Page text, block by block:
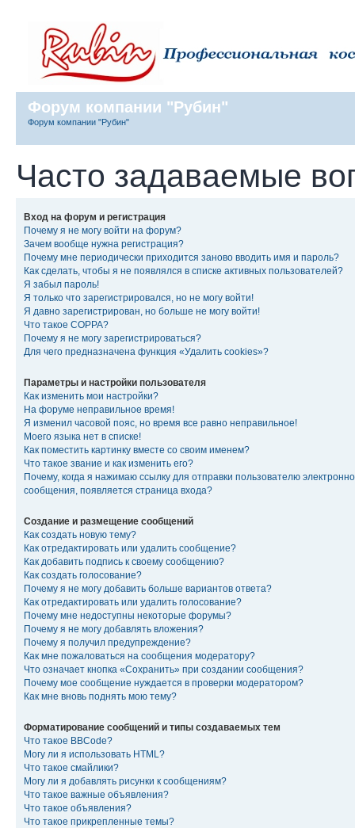
Форум компании "Рубин"
Форум компании "Рубин"
Часто задаваемые
Вход на форум и регистрация
Почему я не могу войти на форум?
Зачем вообще нужна регистрация?
Почему мне периодически приходится заново вводить имя и пароль?
Как сделать, чтобы я не появлялся в списке активных пользователей?
Я забыл пароль!
Я только что зарегистрировался, но не могу войти!
Я давно зарегистрирован, но больше не могу войти!
Что такое COPPA?
Почему я не могу зарегистрироваться?
Для чего предназначена функция «Удалить cookies»?
Параметры и настройки пользователя
Как изменить мои настройки?
На форуме неправильное время!
Я изменил часовой пояс, но время все равно неправильное!
Моего языка нет в списке!
Как поместить картинку вместе со своим именем?
Что такое звание и как изменить его?
Почему, когда я нажимаю ссылку для отправки пользователю
сообщения, появляется страница входа?
Создание и размещение сообщений
Как создать новую тему?
Как отредактировать или удалить сообщение?
Как добавить подпись к своему сообщению?
Как создать голосование?
Почему я не могу добавить больше вариантов ответа?
Как отредактировать или удалить голосование?
Почему мне недоступны некоторые форумы?
Почему я не могу добавлять вложения?
Почему я получил предупреждение?
Как мне пожаловаться на сообщения модератору?
Что означает кнопка «Сохранить» при создании сообщения?
Почему мое сообщение нуждается в проверки модератором?
Как мне вновь поднять мою тему?
Форматирование сообщений и типы создаваемых тем
Что такое BBCode?
Могу ли я использовать HTML?
Что такое смайлики?
Могу ли я добавлять рисунки к сообщениям?
Что такое важные объявления?
Что такое объявления?
Что такое прикрепленные темы?